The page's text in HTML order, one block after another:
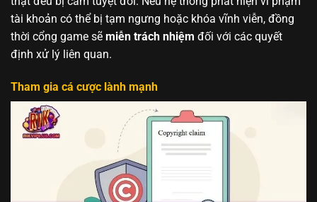
tài khoản có thể bị tạm ngưng hoặc khóa vĩnh viễn, đồng
thời cổng game sẽ miễn trách nhiệm đối với các quyết
định xử lý liên quan.
Tham gia cá cược lành mạnh